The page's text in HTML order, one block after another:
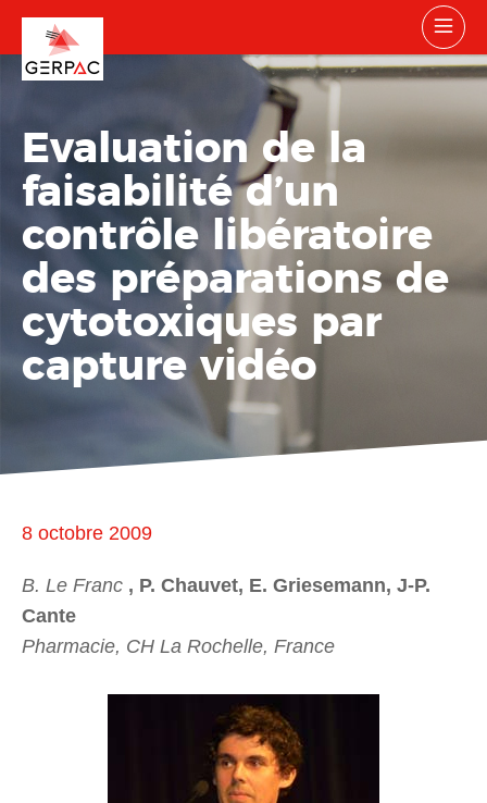
Evaluation de la
faisabilité d’un
contrôle libératoire
des préparations de
cytotoxiques par
capture vidéo
8 octobre 2009
B. Le Franc , P. Chauvet, E. Griesemann, J-P.
Cante
Pharmacie, CH La Rochelle, France